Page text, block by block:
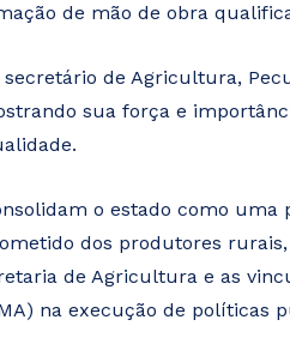
de mão de obra
secretário de Agricultura,
sua força e
o estado como
dos produtores
de Agricultura e as
na execução de políticas